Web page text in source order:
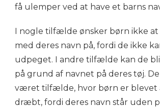
få ulemper ved at have et barns
I nogle tilfælde ønsker børn ikke
med deres navn på, fordi de ikke
udpeget. I andre tilfælde kan de
på grund af navnet på deres tøj.
været tilfælde, hvor børn er blevet
dræbt, fordi deres navn står uden